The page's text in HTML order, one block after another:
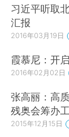
习近平听取
汇报
2016年03月19日
霞慕尼：开
2016年02月02日
张高丽：高
残奥会筹办
2015年12月15日